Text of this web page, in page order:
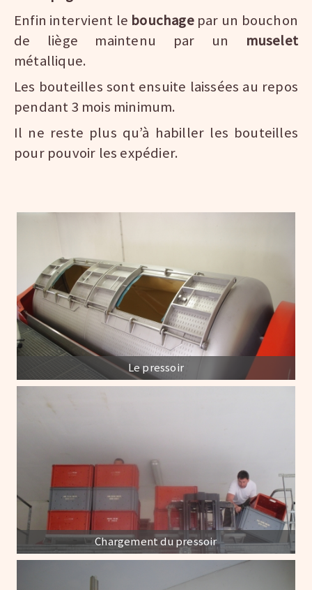
Enfin intervient le bouchage par un bouchon
de liège maintenu par un muselet
métallique.
Les bouteilles sont ensuite laissées au repos
pendant 3 mois minimum.
Il ne reste plus qu’à habiller les bouteilles
pour pouvoir les expédier.
Le pressoir
Chargement du pressoir